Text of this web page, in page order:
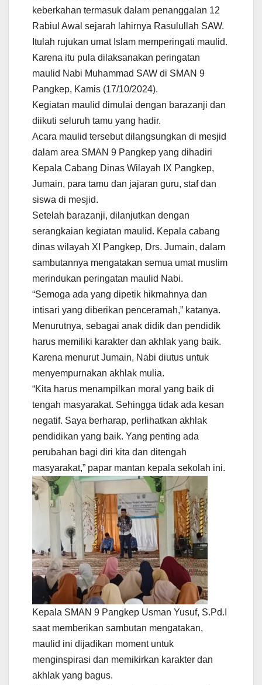
keberkahan termasuk dalam penanggalan 12
Rabiul Awal sejarah lahirnya Rasulullah SAW.
Itulah rujukan umat Islam memperingati maulid.
Karena itu pula dilaksanakan peringatan
maulid Nabi Muhammad SAW di SMAN 9
Pangkep, Kamis (17/10/2024).
Kegiatan maulid dimulai dengan barazanji dan
diikuti seluruh tamu yang hadir.
Acara maulid tersebut dilangsungkan di mesjid
dalam area SMAN 9 Pangkep yang dihadiri
Kepala Cabang Dinas Wilayah IX Pangkep,
Jumain, para tamu dan jajaran guru, staf dan
siswa di mesjid.
Setelah barazanji, dilanjutkan dengan
serangkaian kegiatan maulid. Kepala cabang
dinas wilayah XI Pangkep, Drs. Jumain, dalam
sambutannya mengatakan semua umat muslim
merindukan peringatan maulid Nabi.
“Semoga ada yang dipetik hikmahnya dan
intisari yang diberikan penceramah,” katanya.
Menurutnya, sebagai anak didik dan pendidik
harus memiliki karakter dan akhlak yang baik.
Karena menurut Jumain, Nabi diutus untuk
menyempurnakan akhlak mulia.
“Kita harus menampilkan moral yang baik di
tengah masyarakat. Sehingga tidak ada kesan
negatif. Saya berharap, perlihatkan akhlak
pendidikan yang baik. Yang penting ada
perubahan bagi diri kita dan ditengah
masyarakat,” papar mantan kepala sekolah ini.
Kepala SMAN 9 Pangkep Usman Yusuf, S.Pd.I
saat memberikan sambutan mengatakan,
maulid ini dijadikan moment untuk
menginspirasi dan memikirkan karakter dan
akhlak yang bagus.